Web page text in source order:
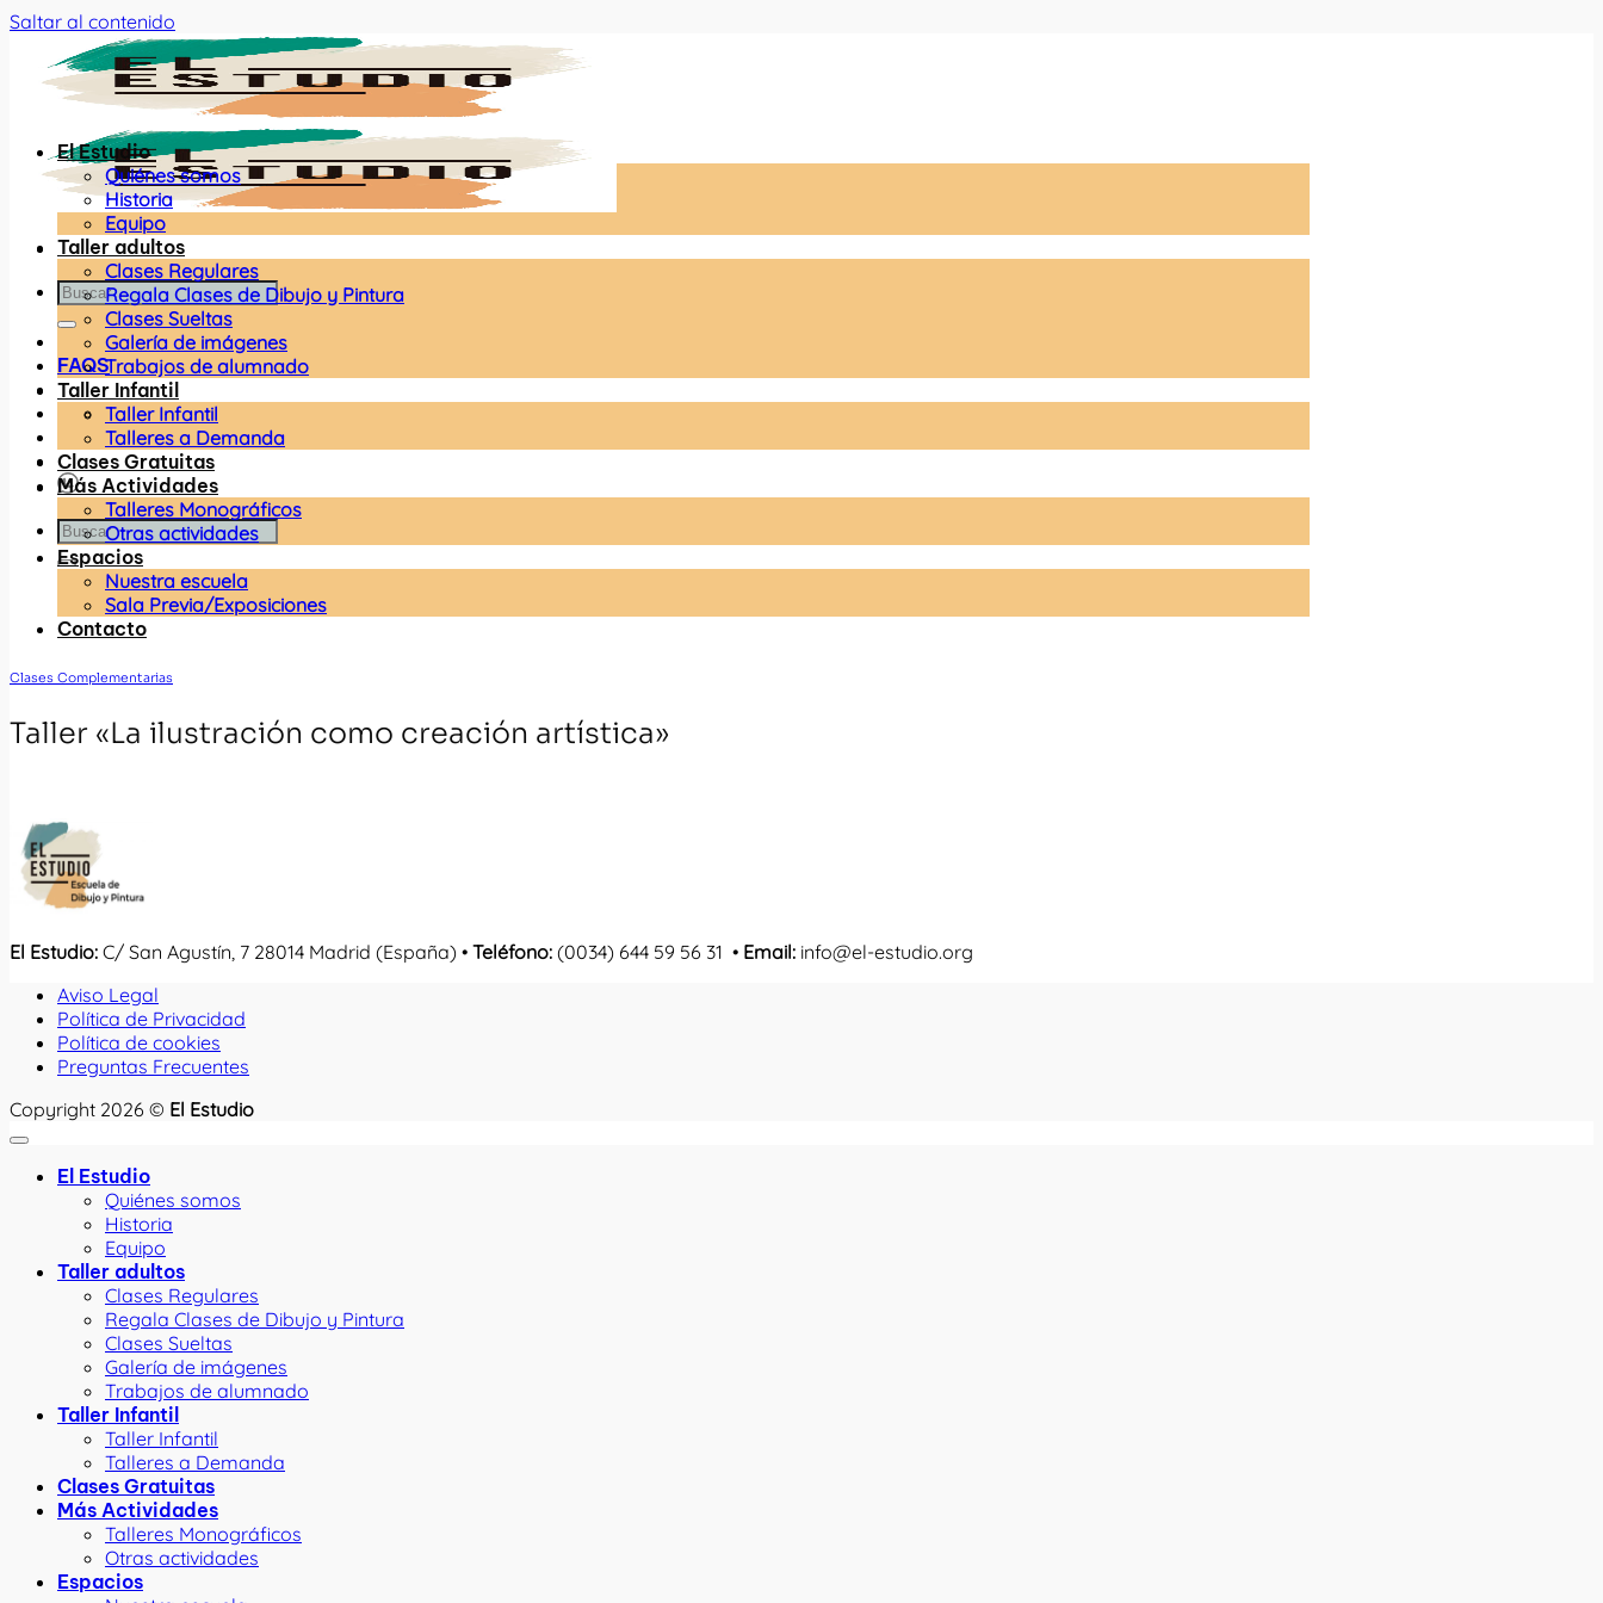
Saltar al contenido
FAQS
El Estudio
Quiénes somos
Historia
Equipo
Taller adultos
Clases Regulares
Regala Clases de Dibujo y Pintura
Clases Sueltas
Galería de imágenes
Trabajos de alumnado
Taller Infantil
Taller Infantil
Talleres a Demanda
Clases Gratuitas
Más Actividades
Talleres Monográficos
Otras actividades
Espacios
Nuestra escuela
Sala Previa/Exposiciones
Contacto
Clases Complementarias
Taller «La ilustración como creación artística»
El Estudio: C/ San Agustín, 7 28014 Madrid (España) • Teléfono: (0034) 644 59 56 31 • Email: info@el-estudio.org
Aviso Legal
Política de Privacidad
Política de cookies
Preguntas Frecuentes
Copyright 2026 © El Estudio
El Estudio
Quiénes somos
Historia
Equipo
Taller adultos
Clases Regulares
Regala Clases de Dibujo y Pintura
Clases Sueltas
Galería de imágenes
Trabajos de alumnado
Taller Infantil
Taller Infantil
Talleres a Demanda
Clases Gratuitas
Más Actividades
Talleres Monográficos
Otras actividades
Espacios